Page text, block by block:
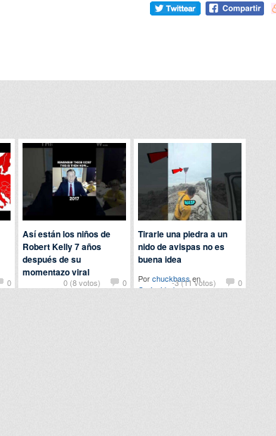
0 0 (8 votos) 0
Así están los niños de
Robert Kelly 7 años
después de su
momentazo viral
Por123daleenCuriosidades
-3 (11 votos) 0
Tirarle una piedra a un
nido de avispas no es
buena idea
Porchuckbassen
Curiosidades